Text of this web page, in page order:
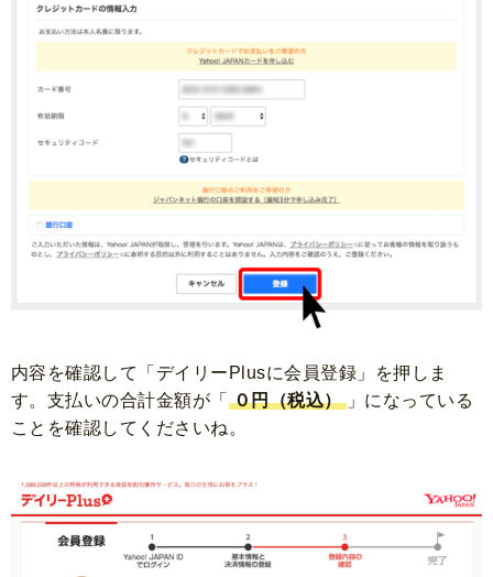
内容を確認して「デイリーPlusに会員登録」を押しま
す。 支払いの合計金額が「 ０円（税込） 」になっている
ことを確認してくださいね。